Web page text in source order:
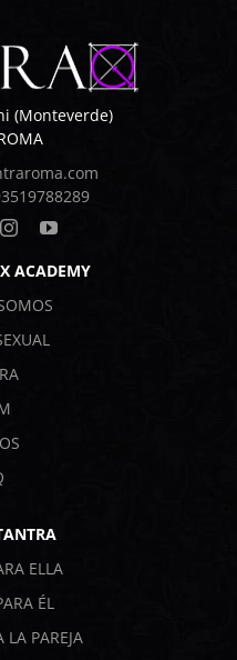
(Monteverde)
ACADEMY
ELLA
ÉL
LA PAREJA